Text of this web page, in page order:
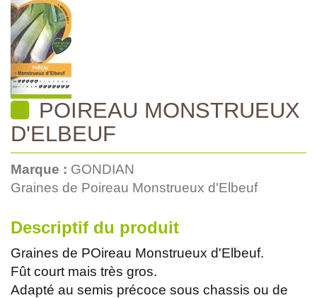
POIREAU MONSTRUEUX
D'ELBEUF
Marque : GONDIAN
Graines de Poireau Monstrueux d'Elbeuf
Descriptif du produit
Graines de POireau Monstrueux d'Elbeuf.
Fût court mais très gros.
Adapté au semis précoce sous chassis ou de